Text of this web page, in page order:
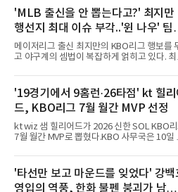
'MLB 출신을 안 뽑는다고?' 최지만
행선지 최대 이슈 부각..'윈 나우' 팀
눈독 전망 속 1라운드 픽 외면 시각
메이저리그 출신 최지만의 KBO리그 행보를
고 야구계의 셈법이 복잡하게 얽히고 있다.
해 실전 감각을 끌어올리며 국내 팬들과 구단
계자들의 이목을 집중시키고 있다. 메이저리
통산 67홈런이라는 화려한 경력을 지닌 그가
연 다가오는 신인 드래프트에서 어떤 팀의 지명
을 받을지를 두고 야구계의 시선이 엇갈리고
는 형국이다.'윈 나우' 기조의 구단들 입장에
최지만의 가치가 매력적으로 다가올 수밖에
터뜨릴 수 있는 파괴력은 즉시 전력감 부재에
달리는 팀들에게 단비 같은
'19경기에서 9홈런·26타점' kt 힐리
드, KBO리그 7월 월간 MVP 선정
kt wiz 샘 힐리어드가 2026 신한 SOL KBO
7월 월간 MVP로 뽑혔다.KBO 사무국은 10일
투표 42만8천888표 중 7만702표(16.5%)를
어 총점 39.67점을 기록했다고 발표했다. 팬
표에서 22만8천406표를 얻은 삼성 라이온즈
'타선만 보고 마운드를 잊었다' 강백
영입의 역풍, 한화 불펜 붕괴가 남긴